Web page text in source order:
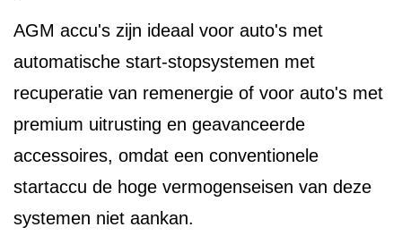
AGM accu's zijn ideaal voor auto's met
automatische start-stopsystemen met
recuperatie van remenergie of voor auto's met
premium uitrusting en geavanceerde
accessoires, omdat een conventionele
startaccu de hoge vermogenseisen van deze
systemen niet aankan.